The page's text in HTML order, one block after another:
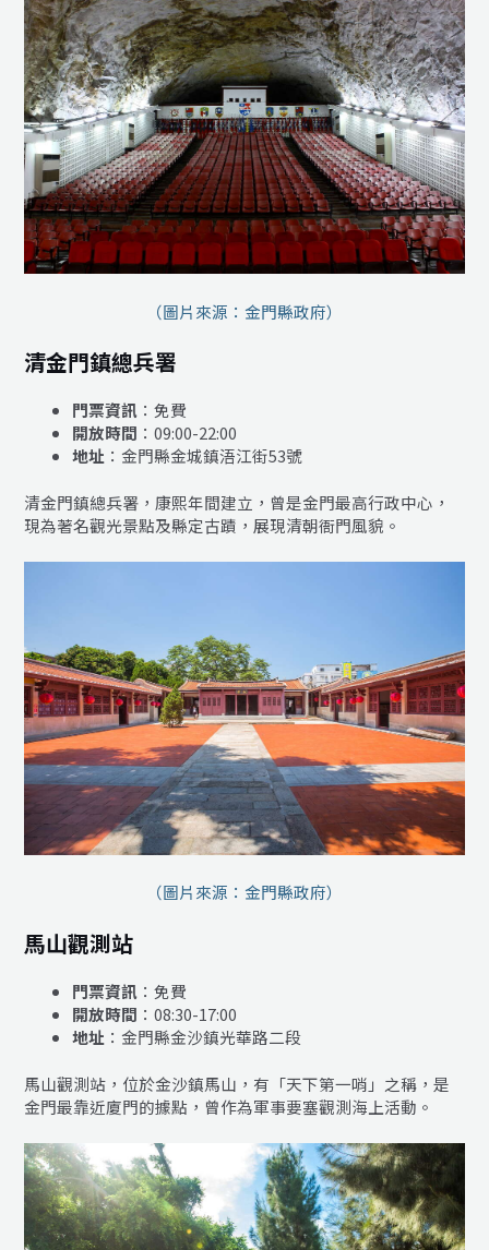
（圖片來源：金門縣政府）
清金門鎮總兵署
門票資訊 ：免費
開放時間 ：09:00-22:00
地址 ：金門縣金城鎮浯江街53號
清金門鎮總兵署，康熙年間建立，曾是金門最高行政中心，
現為著名觀光景點及縣定古蹟，展現清朝衙門風貌。
（圖片來源：金門縣政府）
馬山觀測站
門票資訊 ：免費
開放時間 ：08:30-17:00
地址 ：金門縣金沙鎮光華路二段
馬山觀測站，位於金沙鎮馬山，有「天下第一哨」之稱，是
金門最靠近廈門的據點，曾作為軍事要塞觀測海上活動。